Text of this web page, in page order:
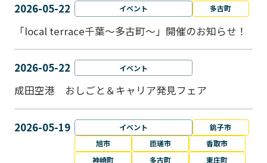
2026-05-22 イベント 多古町
「local terrace千葉～多古町～」開催のお知らせ！
2026-05-22 イベント
成田空港 おしごと＆キャリア発見フェア
2026-05-19 イベント
銚子市
旭市
匝瑳市
香取市
神崎町
多古町 東庄町